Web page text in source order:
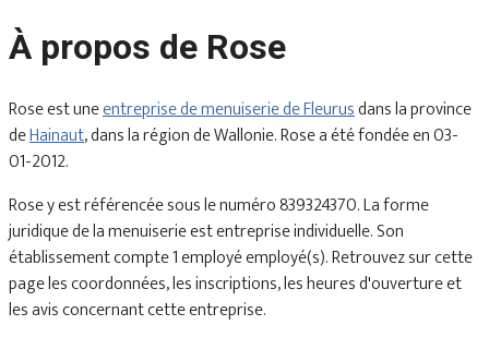
À propos de Rose
Rose est uneentreprise de menuiserie de Fleurusdans la province
deHainaut, dans la région de Wallonie. Rose a été fondée en 03-
01-2012.
Rose y est référencée sous le numéro 839324370. La forme
juridique de la menuiserie est entreprise individuelle. Son
établissement compte 1 employé employé(s). Retrouvez sur cette
page les coordonnées, les inscriptions, les heures d'ouverture et
les avis concernant cette entreprise.